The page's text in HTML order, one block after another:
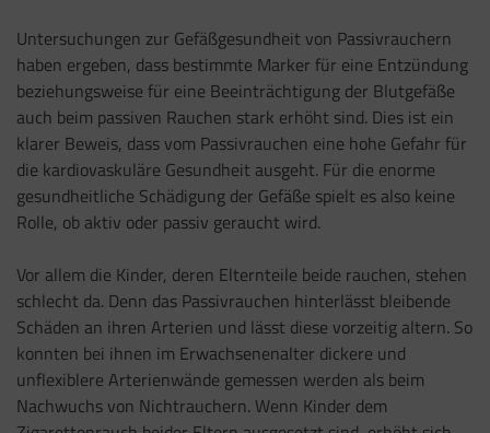
Untersuchungen zur Gefäßgesundheit von Passivrauchern
haben ergeben, dass bestimmte Marker für eine Entzündung
beziehungsweise für eine Beeinträchtigung der Blutgefäße
auch beim passiven Rauchen stark erhöht sind. Dies ist ein
klarer Beweis, dass vom Passivrauchen eine hohe Gefahr für
die kardiovaskuläre Gesundheit ausgeht. Für die enorme
gesundheitliche Schädigung der Gefäße spielt es also keine
Rolle, ob aktiv oder passiv geraucht wird.
Vor allem die Kinder, deren Elternteile beide rauchen, stehen
schlecht da. Denn das Passivrauchen hinterlässt bleibende
Schäden an ihren Arterien und lässt diese vorzeitig altern. So
konnten bei ihnen im Erwachsenenalter dickere und
unflexiblere Arterienwände gemessen werden als beim
Nachwuchs von Nichtrauchern. Wenn Kinder dem